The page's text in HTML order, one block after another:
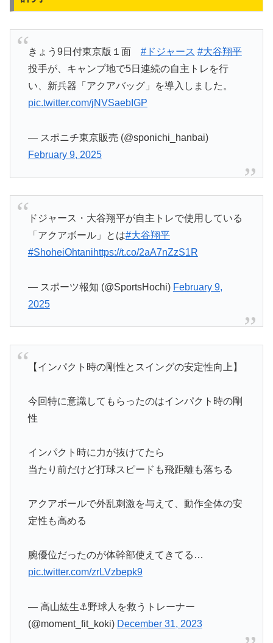
きょう9日付東京版１面 #ドジャース #大谷翔平
投手が、キャンプ地で5日連続の自主トレを行
い、新兵器「アクアバッグ」を導入しました。
pic.twitter.com/jNVSaebIGP
— スポニチ東京販売 (@sponichi_hanbai)
February 9, 2025
ドジャース・大谷翔平が自主トレで使用している
「アクアボール」とは#大谷翔平
#ShoheiOhtanihttps://t.co/2aA7nZzS1R
— スポーツ報知 (@SportsHochi) February 9,
2025
【インパクト時の剛性とスイングの安定性向上】
今回特に意識してもらったのはインパクト時の剛
性
インパクト時に力が抜けてたら
当たり前だけど打球スピードも飛距離も落ちる
アクアボールで外乱刺激を与えて、動作全体の安
定性も高める
腕優位だったのが体幹部使えてきてる…
pic.twitter.com/zrLVzbepk9
— 高山紘生⚓︎野球人を救うトレーナー
(@moment_fit_koki) December 31, 2023